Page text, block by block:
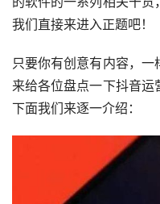
我们直接来进入正题吧！
只要你有创意有内容，
来给各位盘点一下抖音运
下面我们来逐一介绍：